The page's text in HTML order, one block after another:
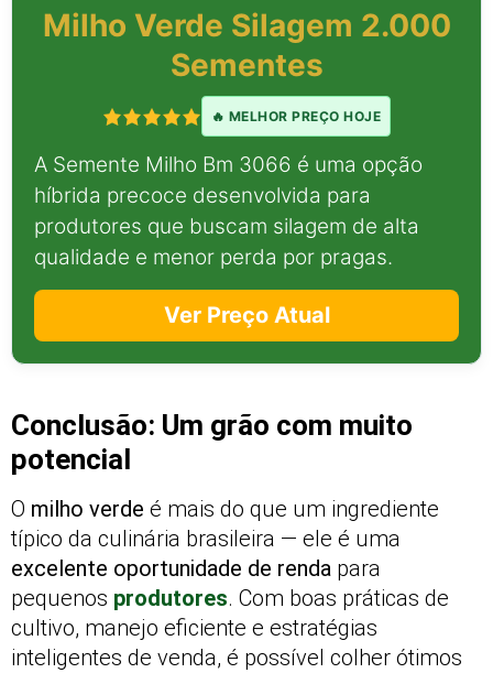
Milho Verde Silagem 2.000
Sementes
🔥 MELHOR PREÇO HOJE
A Semente Milho Bm 3066 é uma opção
híbrida precoce desenvolvida para
produtores que buscam silagem de alta
qualidade e menor perda por pragas.
Ver Preço Atual
Conclusão: Um grão com muito
potencial
O milho verde é mais do que um ingrediente
típico da culinária brasileira — ele é uma
excelente oportunidade de renda para
pequenos produtores. Com boas práticas de
cultivo, manejo eficiente e estratégias
inteligentes de venda, é possível colher ótimos